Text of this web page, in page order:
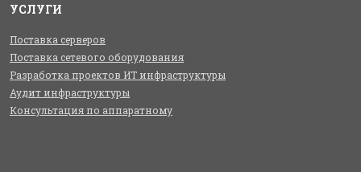
УСЛУГИ
Поставка серверов
Поставка сетевого оборудования
Разработка проектов ИТ инфраструктуры
Аудит инфраструктуры
Консультация по аппаратному